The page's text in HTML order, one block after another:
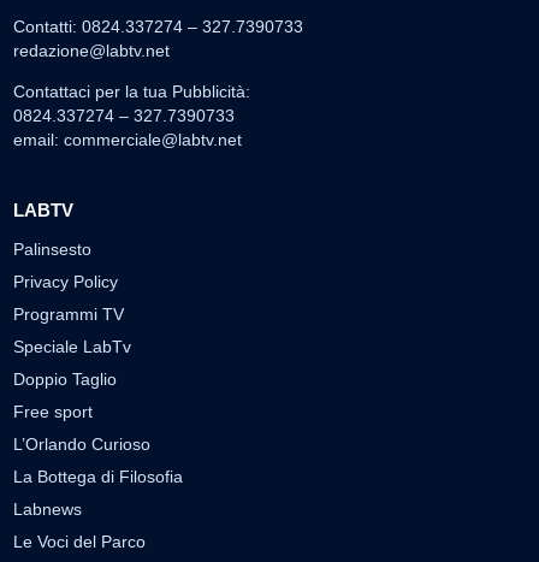
Contatti: 0824.337274 – 327.7390733
redazione@labtv.net
Contattaci per la tua Pubblicità:
0824.337274 – 327.7390733
email: commerciale@labtv.net
LABTV
Palinsesto
Privacy Policy
Programmi TV
Speciale LabTv
Doppio Taglio
Free sport
L’Orlando Curioso
La Bottega di Filosofia
Labnews
Le Voci del Parco